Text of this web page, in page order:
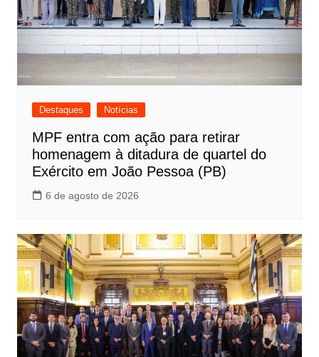
Destaques Notícias
MPF entra com ação para retirar
homenagem à ditadura de quartel do
Exército em João Pessoa (PB)
6 de agosto de 2026